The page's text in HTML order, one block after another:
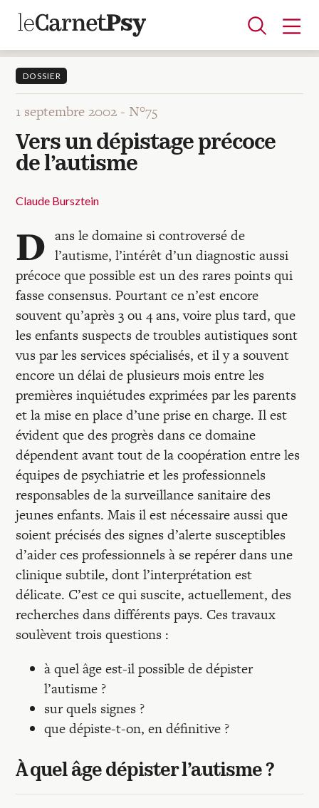
Articles
A la une
Adolescence
Dispositif
Enfance
Périnatalité
Psychanalyse
Psychopathologie
Soin
Dossiers
Blocs-notes
Recherches
Entretiens
Revues
Colloque
Mon panier
Mon compte
DOSSIER
1 septembre 2002 -N°75
Vers un dépistage précoce
de l’autisme
Claude Bursztein
D ans le domaine si controversé de
l’autisme, l’intérêt d’un diagnostic aussi
précoce que possible est un des rares points qui
fasse consensus. Pourtant ce n’est encore
souvent qu’après 3 ou 4 ans, voire plus tard, que
les enfants suspects de troubles autistiques sont
vus par les services spécialisés, et il y a souvent
encore un délai de plusieurs mois entre les
premières inquiétudes exprimées par les parents
et la mise en place d’une prise en charge. Il est
évident que des progrès dans ce domaine
dépendent avant tout de la coopération entre les
équipes de psychiatrie et les professionnels
responsables de la surveillance sanitaire des
jeunes enfants. Mais il est nécessaire aussi que
soient précisés des signes d’alerte susceptibles
d’aider ces professionnels à se repérer dans une
clinique subtile, dont l’interprétation est
délicate. C’est ce qui suscite, actuellement, des
recherches dans différents pays. Ces travaux
soulèvent trois questions :
à quel âge est-il possible de dépister
l’autisme ?
sur quels signes ?
que dépiste-t-on, en définitive ?
À quel âge dépister l’autisme ?